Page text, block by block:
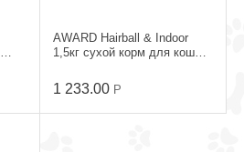
AWARD Hairball & Indoor
1,5кг сухой корм для кошек
1 233.00 Р